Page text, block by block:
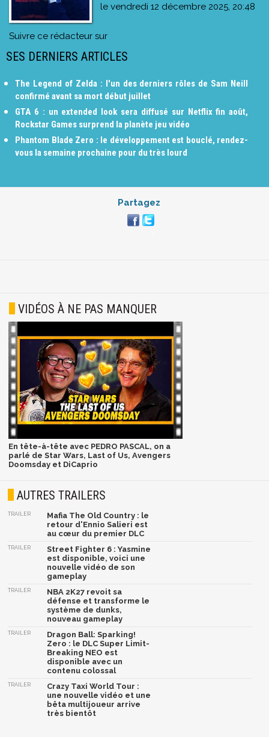
le vendredi 12 décembre 2025, 20:48
Suivre ce rédacteur sur
SES DERNIERS ARTICLES
The Legend of Zelda : l'un des derniers rôles de Sam Neill
confirmé avant sa mort début juillet
GTA 6 : un extended look sera diffusé sur Netflix fin août,
Rockstar Games surprend la planète jeu vidéo
Phantom Blade Zero : le développement est bouclé, rendez-
vous la semaine prochaine pour du très lourd
Partagez
VIDÉOS À NE PAS MANQUER
En tête-à-tête avec PEDRO PASCAL, on a
parlé de Star Wars, Last of Us, Avengers
Doomsday et DiCaprio
AUTRES TRAILERS
TRAILER
Mafia The Old Country : le
retour d'Ennio Salieri est
au cœur du premier DLC
TRAILER
Street Fighter 6 : Yasmine
est disponible, voici une
nouvelle vidéo de son
gameplay
TRAILER
NBA 2K27 revoit sa
défense et transforme le
système de dunks,
nouveau gameplay
TRAILER
Dragon Ball: Sparking!
Zero : le DLC Super Limit-
Breaking NEO est
disponible avec un
contenu colossal
TRAILER
Crazy Taxi World Tour :
une nouvelle vidéo et une
bêta multijoueur arrive
très bientôt